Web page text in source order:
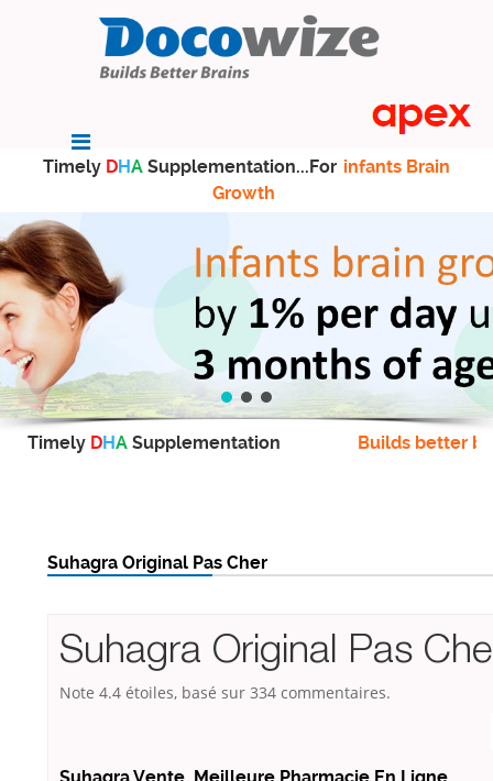
Timely DHA Supplementation...For infants Brain
Growth
Timely DHA Supplementation Builds better
Suhagra Original Pas Cher
Suhagra Original Pas
Note 4.4 étoiles, basé sur 334 commentaires.